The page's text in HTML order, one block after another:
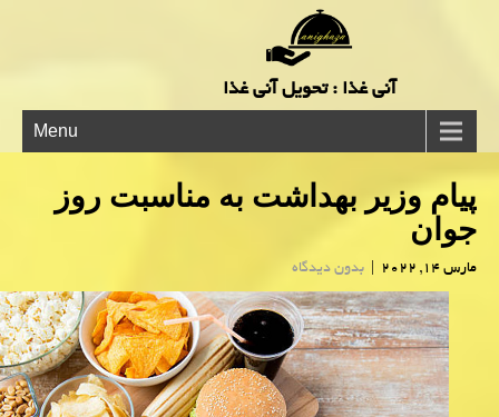
آنی غذا : تحویل آنی غذا
Menu
پیام وزیر بهداشت به مناسبت روز
جوان
مارس 14, 2022 | بدون دیدگاه